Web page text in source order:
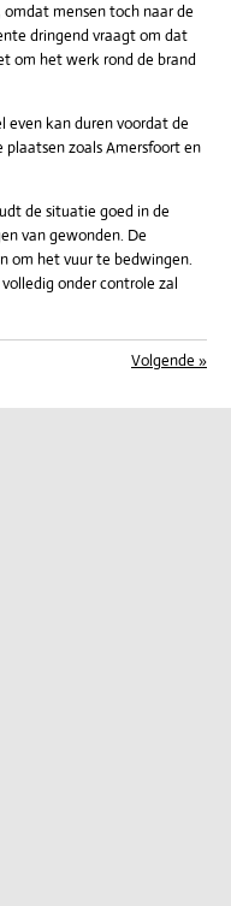
mensen toch naar de
dringend vraagt om dat
om het werk rond de brand
even kan duren voordat de
zoals Amersfoort en
de situatie goed in de
van gewonden. De
om het vuur te bedwingen.
onder controle zal
Volgende »